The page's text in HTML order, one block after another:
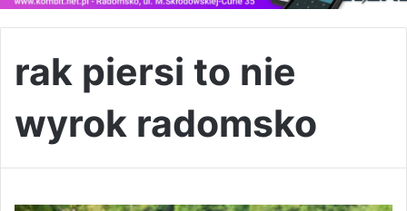
rak piersi to nie
wyrok radomsko